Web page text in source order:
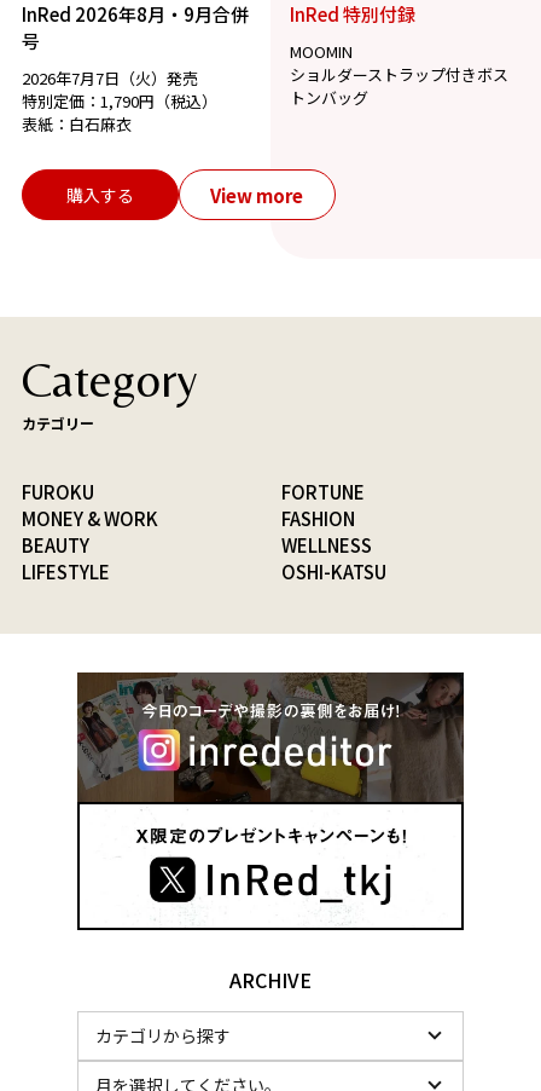
InRed 2026年8月・9月合併
号
2026年7月7日（火）発売
特別定価：1,790円（税込）
表紙：白石麻衣
InRed 特別付録
MOOMIN
ショルダーストラップ付きボス
トンバッグ
購入する View more
Category
カテゴリー
FUROKU
FORTUNE
MONEY & WORK
FASHION
BEAUTY
WELLNESS
LIFESTYLE
OSHI-KATSU
ARCHIVE